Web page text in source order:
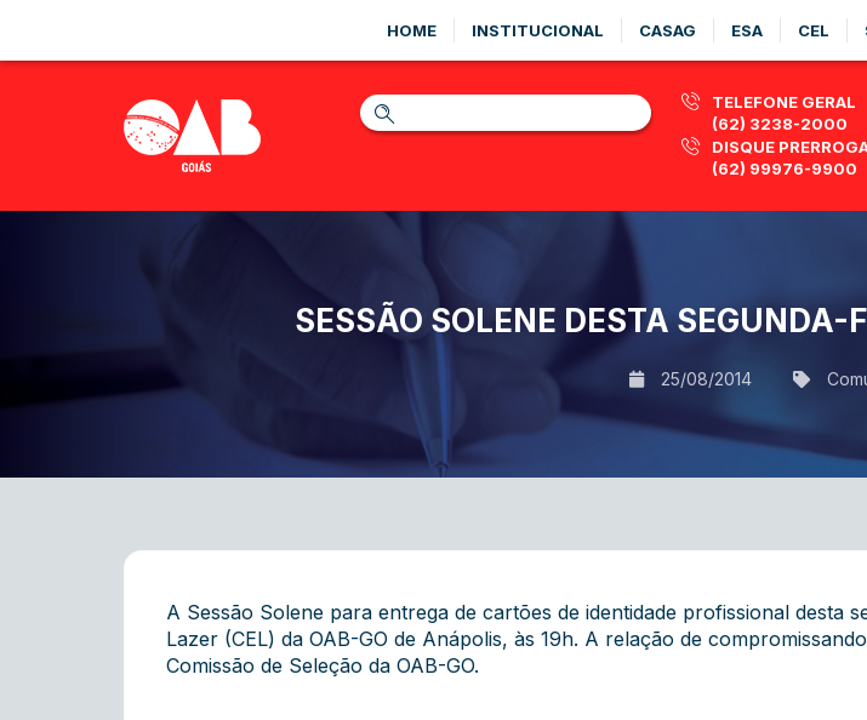
HOME INSTITUCIONAL CASAG ESA CEL
TELEFONE GERAL
(62) 3238-2000
DISQUE
(62) 99976-9900
SESSÃO SOLENE DESTA
25/08/2014
A Sessão Solene para entrega de cartões de identidade profissional desta
Lazer (CEL) da OAB-GO de Anápolis, às 19h. A relação de
Comissão de Seleção da OAB-GO.